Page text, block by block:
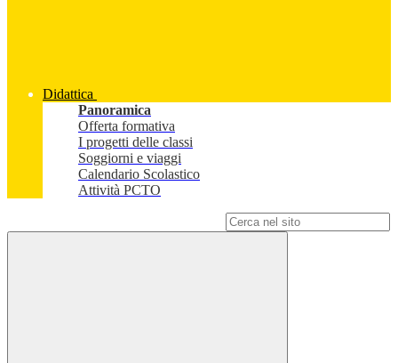
Didattica
Panoramica
Offerta formativa
I progetti delle classi
Soggiorni e viaggi
Calendario Scolastico
Attività PCTO